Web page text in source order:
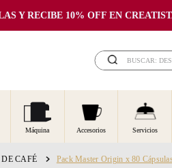
Y RECIBE 10% OFF EN
BUSCAR:
Máquina Accesorios Servicios
CAFÉ Pack Master Origin x 80